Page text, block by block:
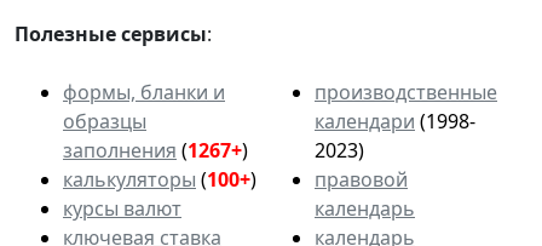
Полезные сервисы:
формы, бланки и
образцы
заполнения (1267+)
калькуляторы (100+)
курсы валют
ключевая ставка
производственные
календари (1998-
2023)
правовой
календарь
календарь